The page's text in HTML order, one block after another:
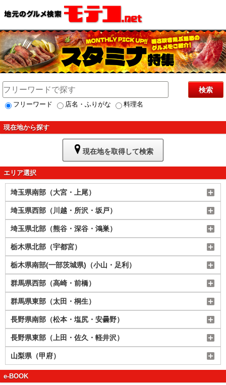
検索
フリーワード 店名・ふりがな 料理名
現在地から探す
現在地を取得して検索
エリア選択
埼玉県南部（大宮・上尾）
埼玉県西部（川越・所沢・坂戸）
埼玉県北部（熊谷・深谷・鴻巣）
栃木県北部（宇都宮）
栃木県南部(一部茨城県)（小山・足利）
群馬県西部（高崎・前橋）
群馬県東部（太田・桐生）
長野県南部（松本・塩尻・安曇野）
長野県東部（上田・佐久・軽井沢）
山梨県（甲府）
e-BOOK